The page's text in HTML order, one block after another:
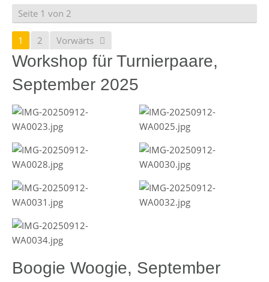
Seite 1 von 2
1 2 Vorwärts
Workshop für Turnierpaare,
September 2025
Boogie Woogie, September